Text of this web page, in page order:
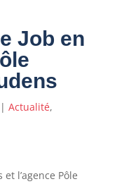
Job en
| Actualité,
l’agence Pôle